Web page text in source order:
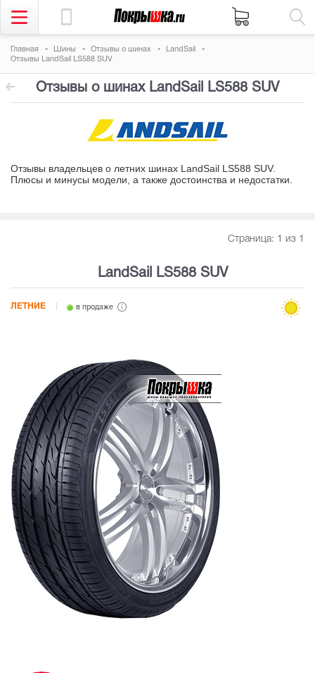
Главная Шины Отзывы о шинах
LandSail
Отзывы LandSail LS588 SUV
Отзывы о шинах LandSail LS588 SUV
Отзывы владельцев о летних шинах LandSail LS588 SUV.
Плюсы и минусы модели, а также достоинства и недостатки
Страница: 1 из 1
LandSail LS588 SUV
ЛЕТНИЕ в продаже